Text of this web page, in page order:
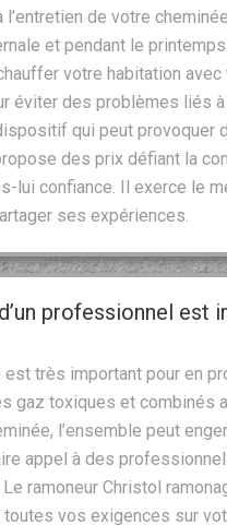
de votre
et pendant le
votre habitation
éviter des problèmes liés à
qui peut provoquer
des prix défiant la
lui confiance. Il exerce le
ses expériences.
professionnel est
est très important pour en
gaz toxiques et combinés
l’ensemble peut
appel à des
ramoneur Christol
toutes vos exigences sur